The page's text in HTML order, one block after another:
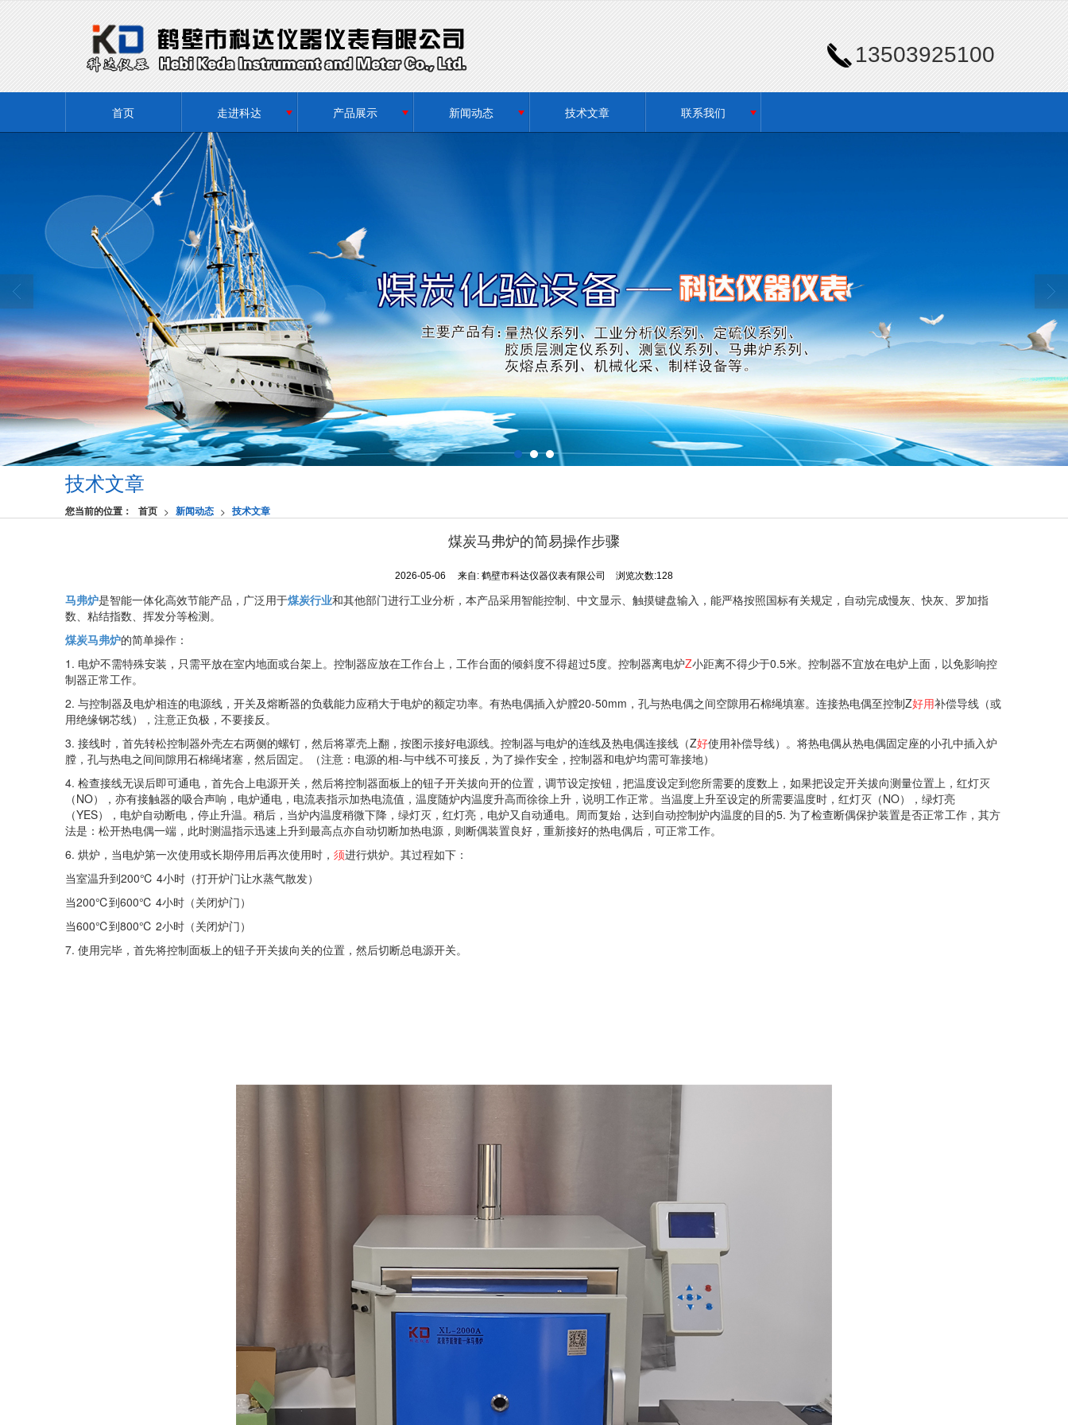
13503925100
首页 走进科达 产品展示 新闻动态 技术文章 联系我们
技术文章
您当前的位置： 首页 > 新闻动态 > 技术文章
‌煤炭马弗炉的简易操作步骤
2026-05-06 来自: 鹤壁市科达仪器仪表有限公司 浏览次数:128
马弗炉是智能一体化高效节能产品，广泛用于煤炭行业和其他部门进行工业分析，本产品采用智能控制、中文显示、触摸键盘输入，能严格按照国标有关规定，自动完成慢灰、快灰、罗加指
数、粘结指数、挥发分等检测。
煤炭马弗炉的简单操作：
1. 电炉不需特殊安装，只需平放在室内地面或台架上。控制器应放在工作台上，工作台面的倾斜度不得超过5度。控制器离电炉Z小距离不得少于0.5米。控制器不宜放在电炉上面，以免影响控
制器正常工作。
2. 与控制器及电炉相连的电源线，开关及熔断器的负载能力应稍大于电炉的额定功率。有热电偶插入炉膛20-50mm，孔与热电偶之间空隙用石棉绳填塞。连接热电偶至控制Z好用补偿导线（或
用绝缘钢芯线），注意正负极，不要接反。
3. 接线时，首先转松控制器外壳左右两侧的螺钉，然后将罩壳上翻，按图示接好电源线。控制器与电炉的连线及热电偶连接线（Z好使用补偿导线）。将热电偶从热电偶固定座的小孔中插入炉
膛，孔与热电之间间隙用石棉绳堵塞，然后固定。（注意：电源的相-与中线不可接反，为了操作安全，控制器和电炉均需可靠接地）
4. 检查接线无误后即可通电，首先合上电源开关，然后将控制器面板上的钮子开关拔向开的位置，调节设定按钮，把温度设定到您所需要的度数上，如果把设定开关拔向测量位置上，红灯灭
（NO），亦有接触器的吸合声响，电炉通电，电流表指示加热电流值，温度随炉内温度升高而徐徐上升，说明工作正常。当温度上升至设定的所需要温度时，红灯灭（NO），绿灯亮
（YES），电炉自动断电，停止升温。稍后，当炉内温度稍微下降，绿灯灭，红灯亮，电炉又自动通电。周而复始，达到自动控制炉内温度的目的5. 为了检查断偶保护装置是否正常工作，其方
法是：松开热电偶一端，此时测温指示迅速上升到最高点亦自动切断加热电源，则断偶装置良好，重新接好的热电偶后，可正常工作。
6. 烘炉，当电炉第一次使用或长期停用后再次使用时， 须进行烘炉。其过程如下：
当室温升到200℃ 4小时（打开炉门让水蒸气散发）
当200℃到600℃ 4小时（关闭炉门）
当600℃到800℃ 2小时（关闭炉门）
7. 使用完毕，首先将控制面板上的钮子开关拔向关的位置，然后切断总电源开关。